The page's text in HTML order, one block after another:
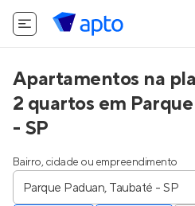
Apartamentos na
2 quartos em
- SP
Bairro, cidade ou empreendimento